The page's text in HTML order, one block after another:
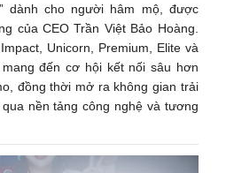
dành cho người hâm mộ, được
của CEO Trần Việt Bảo Hoàng.
Unicorn, Premium, Elite và
mang đến cơ hội kết nối sâu hơn
đồng thời mở ra không gian trải
nền tảng công nghệ và tương